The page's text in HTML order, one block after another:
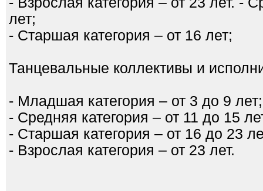
лет;
- Старшая категория – от 16 лет;
Танцевальные коллективы и
- Младшая категория – от 3 до 9 лет;
- Средняя категория – от 11 до 15
- Старшая категория – от 16 до 23
- Взрослая категория – от 23 лет.